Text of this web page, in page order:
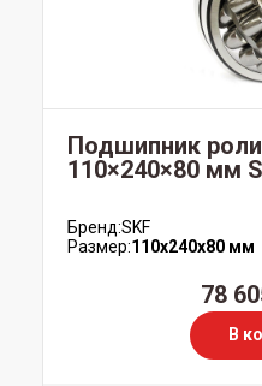
Подшипник
110×240×80 мм
Бренд:SKF
Размер:110x240x80 мм
78
В